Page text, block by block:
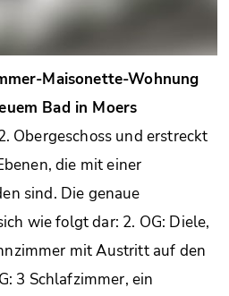
Maisonette-Wohnung
Bad in Moers
Obergeschoss und erstreckt
die mit einer
sind. Die genaue
wie folgt dar: 2. OG: Diele,
mit Austritt auf den
3 Schlafzimmer, ein